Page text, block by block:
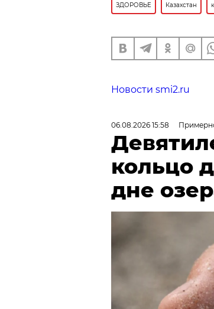
ЗДОРОВЬЕ Казахстан
Новости smi2.ru
06.08.2026 15:58
кольцо
дне